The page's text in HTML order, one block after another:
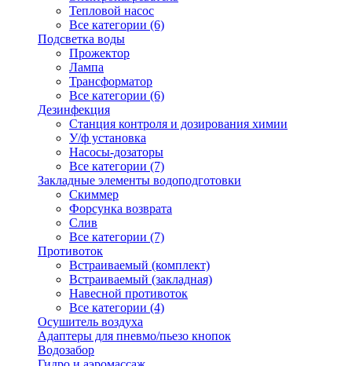
Тепловой насос
Все категории (6)
Подсветка воды
Прожектор
Лампа
Трансформатор
Все категории (6)
Дезинфекция
Станция контроля и дозирования химии
У/ф установка
Насосы-дозаторы
Все категории (7)
Закладные элементы водоподготовки
Скиммер
Форсунка возврата
Слив
Все категории (7)
Противоток
Встраиваемый (комплект)
Встраиваемый (закладная)
Навесной противоток
Все категории (4)
Осушитель воздуха
Адаптеры для пневмо/пьезо кнопок
Водозабор